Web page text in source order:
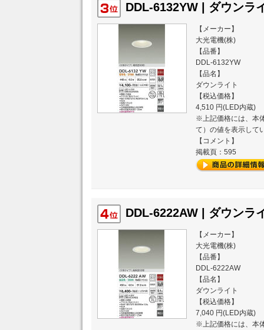
DDL-6132YW | ダウンラ
【メーカー】
大光電機(株)
【品番】
DDL-6132YW
【品名】
ダウンライト
【税込価格】
4,510 円(LED内蔵)
※上記価格には、本
て）の値を表示して
【コメント】
掲載頁：595
DDL-6222AW | ダウンラ
【メーカー】
大光電機(株)
【品番】
DDL-6222AW
【品名】
ダウンライト
【税込価格】
7,040 円(LED内蔵)
※上記価格には、本